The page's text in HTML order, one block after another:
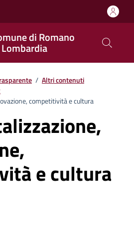
di Romano
/ Altri contenuti
competitività e cultura
e cultura